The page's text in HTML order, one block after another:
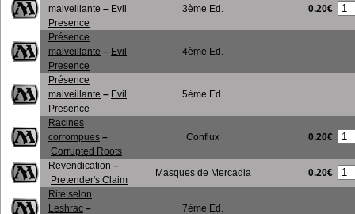
malveillante – Evil
Presence
3ème Ed. 0.20€
Présence
malveillante – Evil
Presence
4ème Ed.
Présence
malveillante – Evil
Presence
5ème Ed.
Racines
corrompues –
Corrupted Roots
Conflux 0.20€
Revendication –
Pretender's Claim
Masques de Mercadia 0.20€
Rite selon
Leshrac –
7ème Ed.